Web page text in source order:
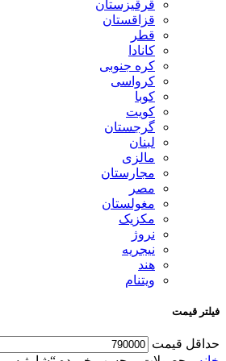
قرقیزستان
قزاقستان
قطر
کانادا
کره جنوبی
کرواسی
کوبا
کویت
گرجستان
لبنان
مالزی
مجارستان
مصر
مغولستان
مکزیک
نروژ
نیجریه
هند
ویتنام
فیلتر قیمت
حداقل قیمت